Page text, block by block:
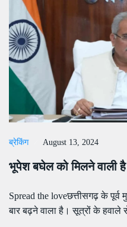
ब्रेकिंग August 13, 2024
भूपेश बघेल को मिलने वाली
Spread the loveछत्तीसगढ़ के
बार बढ़ने वाला है। सूत्रों के